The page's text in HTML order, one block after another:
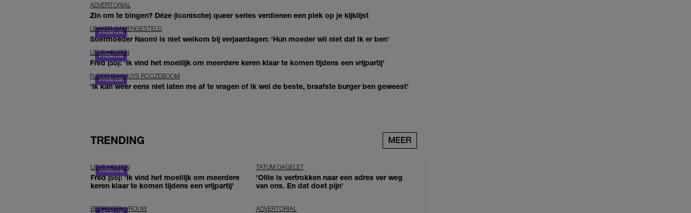
ADVERTORIAL
Zin om te bingen? Déze (iconische) queer series verdienen een plek op je kijklijst
LEKKER SAMENGESTELD
Stiefmoeder Naomi is niet welkom bij verjaardagen: 'Hun moeder wil niet dat ik er ben'
LIEVE HELEEN
Fred (55): 'Ik vind het moeilijk om meerdere keren klaar te komen tijdens een vrijpartij'
FLOOR BAKHUYS ROOZEBOOM
'Ik kan weer eens niet laten me af te vragen of ik wel de beste, braafste burger ben geweest'
TRENDING MEER
LIEVE HELEEN
Fred (55): 'Ik vind het moeilijk om meerdere
keren klaar te komen tijdens een vrijpartij'
TATUM DAGELET
'Ollie is vertrokken naar een adres ver weg
van ons. En dat doet pijn’
BEDROGEN VROUW ADVERTORIAL